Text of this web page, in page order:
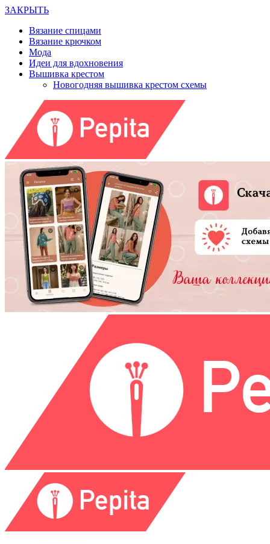
ЗАКРЫТЬ
Вязание спицами
Вязание крючком
Мода
Идеи для вдохновения
Вышивка крестом
Новогодняя вышивка крестом схемы